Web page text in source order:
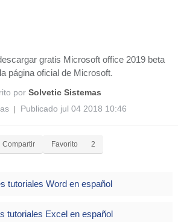
gratis Microsoft office 2019 beta
página oficial de Microsoft.
por Solvetic Sistemas
Publicado jul 04 2018 10:46
Compartir Favorito 2
tutoriales Word en español
tutoriales Excel en español